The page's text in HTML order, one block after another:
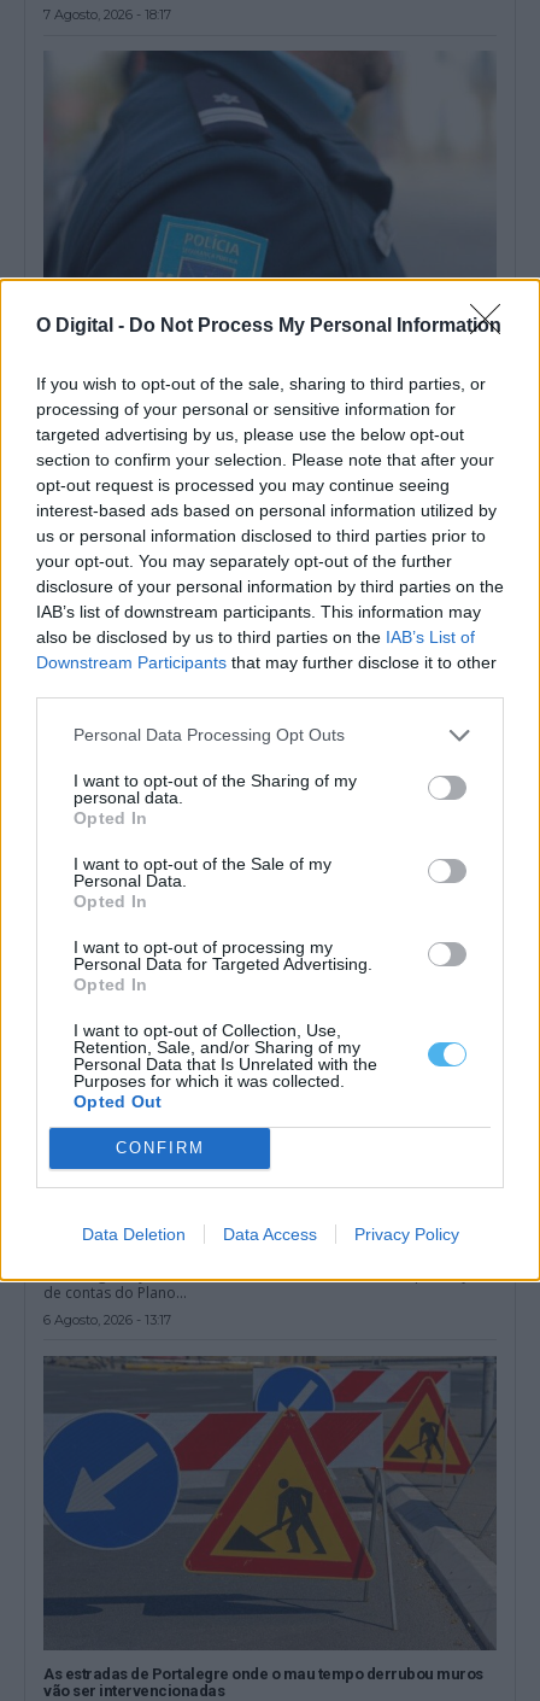
O Digital - Do Not Process My Personal Information
If you wish to opt-out of the sale, sharing to third parties, or
processing of your personal or sensitive information for
targeted advertising by us, please use the below opt-out
section to confirm your selection. Please note that after your
opt-out request is processed you may continue seeing
interest-based ads based on personal information utilized by
us or personal information disclosed to third parties prior to
your opt-out. You may separately opt-out of the further
disclosure of your personal information by third parties on the
IAB’s list of downstream participants. This information may
also be disclosed by us to third parties on the IAB’s List of
Downstream Participants that may further disclose it to other
Personal Data Processing Opt Outs
I want to opt-out of the Sharing of my
personal data.
Opted In
I want to opt-out of the Sale of my
Personal Data.
Opted In
I want to opt-out of processing my
Personal Data for Targeted Advertising.
Opted In
I want to opt-out of Collection, Use,
Retention, Sale, and/or Sharing of my
Personal Data that Is Unrelated with the
Purposes for which it was collected.
Opted Out
CONFIRM
Data Deletion Data Access Privacy Policy
7 Agosto, 2026 - 18:17
O Comando Distrital da PSP de Portalegre deteve dois homens,
em Elvas, por posse...
7 Agosto, 2026 - 15:26
Militar da GNR ferido e ameaçado de morte durante desacatos
em Estremoz
Um militar da Guarda Nacional Republicana sofreu ferimentos
7 Agosto, 2026 - 08:37
PS quer explicações do Governo sobre plano de cogestão do
Parque da Serra de São Mamede
O PS exigiu hoje esclarecimentos do Governo sobre a prestação
de contas do Plano...
6 Agosto, 2026 - 13:17
As estradas de Portalegre onde o mau tempo derrubou muros
vão ser intervencionadas